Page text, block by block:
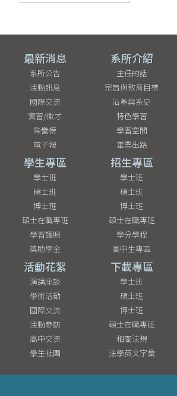
最新消息
系所公告
活動訊息
國際交流
實習/徵才
榮譽榜
電子報
系所介紹
主任的話
宗旨與教育目標
沿革與系史
特色學習
學習空間
畢業出路
學生專區
學士班
碩士班
博士班
碩士在職專班
學習護照
獎助學金
招生專區
學士班
碩士班
博士班
碩士在職專班
學分學程
高中生專區
活動花絮
演講座談
學術活動
國際交流
活動參訪
高中交流
學生社團
下載專區
學士班
碩士班
博士班
碩士在職專班
相關法規
法學英文字彙